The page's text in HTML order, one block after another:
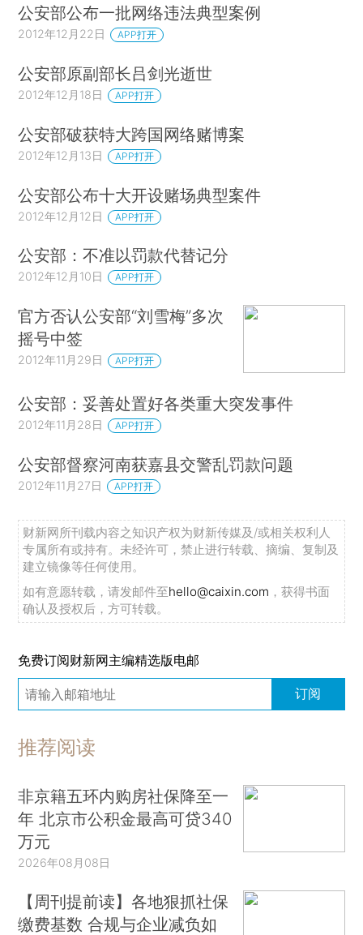
公安部公布一批网络违法典型案例
2012年12月22日 APP打开
公安部原副部长吕剑光逝世
2012年12月18日 APP打开
公安部破获特大跨国网络赌博案
2012年12月13日 APP打开
公安部公布十大开设赌场典型案件
2012年12月12日 APP打开
公安部：不准以罚款代替记分
2012年12月10日 APP打开
官方否认公安部“刘雪梅”多次
摇号中签
2012年11月29日 APP打开
公安部：妥善处置好各类重大突发事件
2012年11月28日 APP打开
公安部督察河南获嘉县交警乱罚款问题
2012年11月27日 APP打开
财新网所刊载内容之知识产权为财新传媒及/或相关权利人
专属所有或持有。未经许可，禁止进行转载、摘编、复制及
建立镜像等任何使用。
如有意愿转载，请发邮件至hello@caixin.com ，获得书面
确认及授权后，方可转载。
免费订阅财新网主编精选版电邮
订阅
推荐阅读
非京籍五环内购房社保降至一
年 北京市公积金最高可贷340
万元
2026年08月08日
【周刊提前读】各地狠抓社保
缴费基数 合规与企业减负如